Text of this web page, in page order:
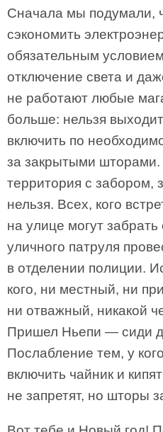
Сначала мы подумали,
сэкономить
обязательным
отключение света и
не работают любые
больше: нельзя
включить по
за закрытыми шторами.
территория с забором,
нельзя. Всех, кого
на улице могут
уличного патруля
в отделении полиции.
кого, ни местный, ни
ни отважный, никакой
Пришел Ньепи — сиди
Послабление тем, у
включить чайник и
не запретят, но шторы